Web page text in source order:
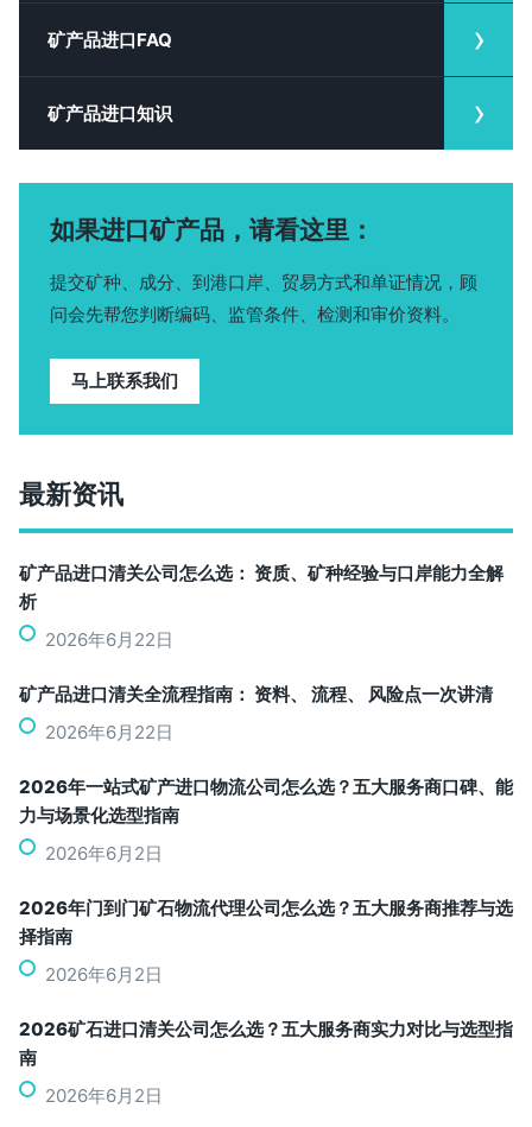
矿产品进口FAQ
矿产品进口知识
如果进口矿产品，请看这里：
提交矿种、成分、到港口岸、贸易方式和单证情况，顾
问会先帮您判断编码、监管条件、检测和审价资料。
马上联系我们
最新资讯
矿产品进口清关公司怎么选： 资质、矿种经验与口岸能力全解
析
2026年6月22日
矿产品进口清关全流程指南： 资料、 流程、 风险点一次讲清
2026年6月22日
2026年一站式矿产进口物流公司怎么选？五大服务商口碑、能
力与场景化选型指南
2026年6月2日
2026年门到门矿石物流代理公司怎么选？五大服务商推荐与选
择指南
2026年6月2日
2026矿石进口清关公司怎么选？五大服务商实力对比与选型指
南
2026年6月2日